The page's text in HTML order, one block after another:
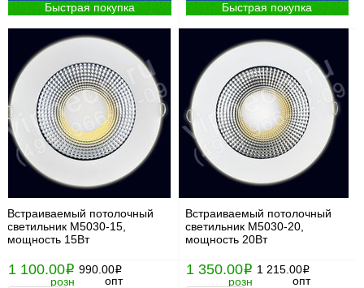
Быстрая покупка
Быстрая покупка
Встраиваемый потолочный
светильник М5030-15,
мощность 15Вт
1 100.00i
розн
990.00i
опт
Встраиваемый потолочный
светильник М5030-20,
мощность 20Вт
1 350.00i
розн
1 215.00i
опт